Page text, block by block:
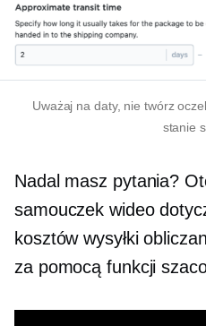
Uważaj na daty, nie twórz
stanie
Nadal masz pytania?
samouczek wideo
kosztów wysyłki
za pomocą funkcji